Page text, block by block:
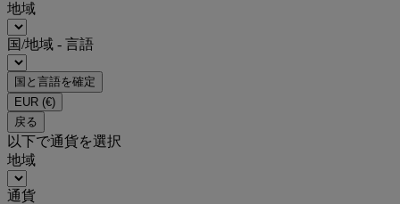
地域
国/地域 - 言語
国と言語を確定
EUR (€)
戻る
以下で通貨を選択
地域
通貨